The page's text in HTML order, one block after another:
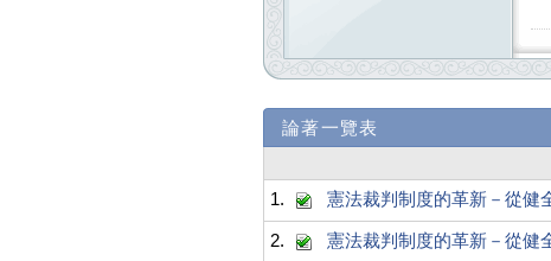
論著一覽表
1.
憲法裁判制度的革新－從健
2. 憲法裁判制度的革新－從健